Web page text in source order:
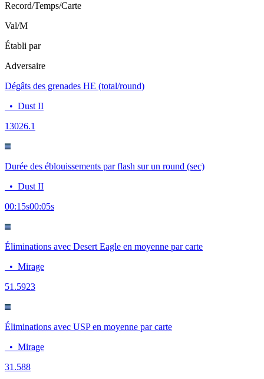
Record/Temps/Carte
Val/M
Établi par
Adversaire
Dégâts des grenades HE (total/round)
• Dust II
13026.1
Durée des éblouissements par flash sur un round (sec)
• Dust II
00:15s00:05s
Éliminations avec Desert Eagle en moyenne par carte
• Mirage
51.5923
Éliminations avec USP en moyenne par carte
• Mirage
31.588